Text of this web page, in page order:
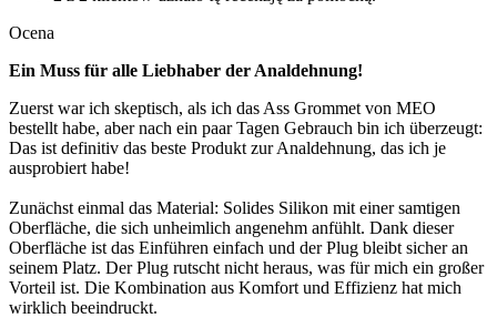
Ocena
Ein Muss für alle Liebhaber der Analdehnung!
Zuerst war ich skeptisch, als ich das Ass Grommet von MEO
bestellt habe, aber nach ein paar Tagen Gebrauch bin ich überzeugt:
Das ist definitiv das beste Produkt zur Analdehnung, das ich je
ausprobiert habe!
Zunächst einmal das Material: Solides Silikon mit einer samtigen
Oberfläche, die sich unheimlich angenehm anfühlt. Dank dieser
Oberfläche ist das Einführen einfach und der Plug bleibt sicher an
seinem Platz. Der Plug rutscht nicht heraus, was für mich ein großer
Vorteil ist. Die Kombination aus Komfort und Effizienz hat mich
wirklich beeindruckt.